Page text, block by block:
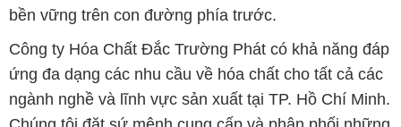
bền vững trên con đường phía trước.
Công ty Hóa Chất Đắc Trường Phát có khả năng đáp
ứng đa dạng các nhu cầu về hóa chất cho tất cả các
ngành nghề và lĩnh vực sản xuất tại TP. Hồ Chí Minh.